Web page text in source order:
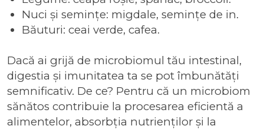
Nuci și semințe: migdale, semințe de in.
Băuturi: ceai verde, cafea.
Dacă ai grijă de microbiomul tău intestinal,
digestia și imunitatea ta se pot îmbunătăți
semnificativ. De ce? Pentru că un microbiom
sănătos contribuie la procesarea eficientă a
alimentelor, absorbția nutrienților și la